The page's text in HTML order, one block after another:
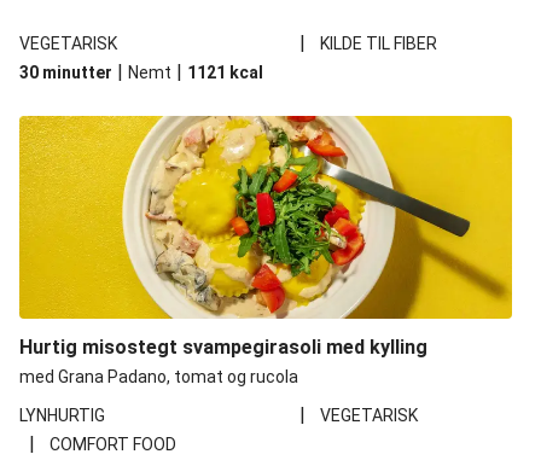
VEGETARISK |
KILDE TIL FIBER
30 minutter | Nemt | 1121 kcal
Hurtig misostegt svampegirasoli med kylling
med Grana Padano, tomat og rucola
LYNHURTIG
| VEGETARISK
|
COMFORT FOOD